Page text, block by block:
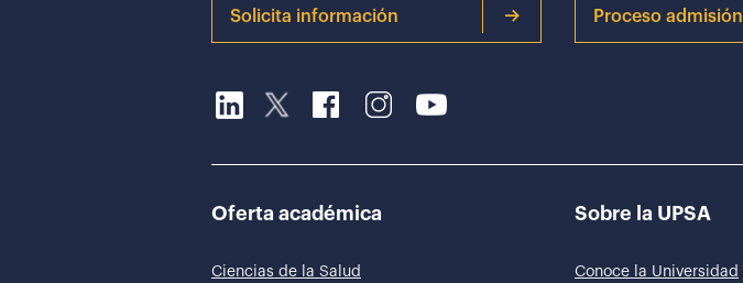
Solicita información Proceso admisión
Oferta académica
Ciencias de la Salud
Sobre la UPSA
Conoce la Universidad